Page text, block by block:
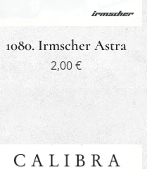
1080. Irmscher Astra
2,00€